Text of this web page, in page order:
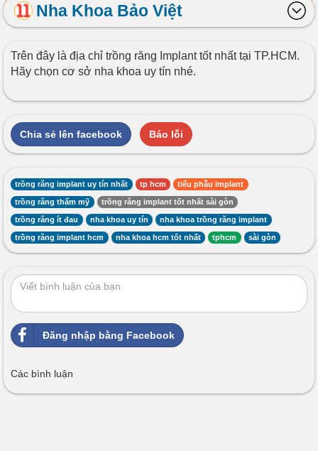
Nha Khoa Bảo Việt
Trên đây là địa chỉ trồng răng Implant tốt nhất tại TP.HCM.
Hãy chọn cơ sở nha khoa uy tín nhé.
Chia sẻ lên facebook Báo lỗi
trồng răng implant uy tín nhất tp hcm tiểu phẫu implant
trồng răng thẩm mỹ trồng răng implant tốt nhất sài gòn
trồng răng ít đau nha khoa uy tín nha khoa trồng răng implant
trồng răng implant hcm nha khoa hcm tốt nhất tphcm sài gòn
Đăng nhập bằng Facebook
Các bình luận